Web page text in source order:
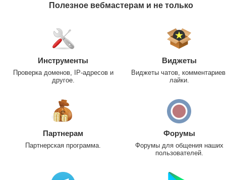
Полезное вебмастерам и не только
Инструменты
Проверка доменов, IP-адресов и
другое.
Виджеты
Виджеты чатов,
лайки.
Партнерам
Партнерская программа.
Форумы
Форумы для общения наших
пользователей.